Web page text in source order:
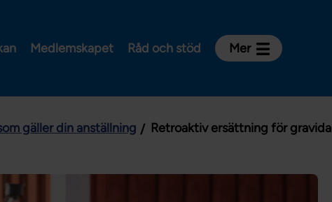
Medlemskapet Råd och stöd Mer
Om Vårdförbundet
Aktiviteter och utbildningar
gäller din anställning Retroaktiv ersättning för gravida